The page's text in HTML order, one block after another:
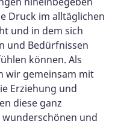
Druck im alltäglichen
und in dem sich
und Bedürfnissen
können. Als
wir gemeinsam mit
Erziehung und
diese ganz
und